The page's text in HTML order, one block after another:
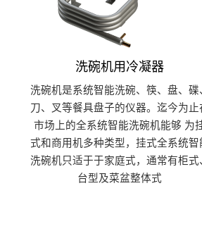
洗碗机用冷凝器
洗碗机是系统智能洗碗、筷、盘、碟
刀、叉等餐具盘子的仪器。迄今为止
市场上的全系统智能洗碗机能够 为
式和商用机多种类型，挂式全系统智
洗碗机只适于于家庭式，通常有柜式
台型及菜盆整体式